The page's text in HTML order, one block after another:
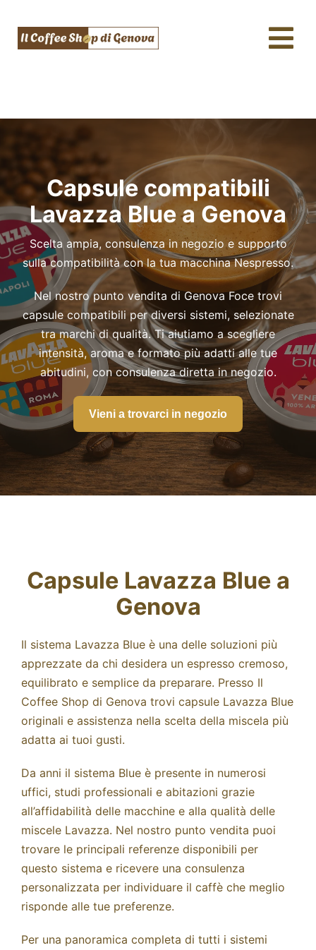
contenuto
Tè, tisane & Matcha
Acqua & SodaStream
Assistenza tecnica
Fidelity
Blog
Fidelity Card
Chi siamo
Contatti
Capsule compatibili
Lavazza Blue a Genova
Scelta ampia, consulenza in negozio e supporto
sulla compatibilità con la tua macchina Nespresso.
Nel nostro punto vendita di Genova Foce trovi
capsule compatibili per diversi sistemi, selezionate
tra marchi di qualità. Ti aiutiamo a scegliere
intensità, aroma e formato più adatti alle tue
abitudini, con consulenza diretta in negozio.
Vieni a trovarci in negozio
Capsule Lavazza Blue a
Genova
Il sistema Lavazza Blue è una delle soluzioni più
apprezzate da chi desidera un espresso cremoso,
equilibrato e semplice da preparare. Presso Il
Coffee Shop di Genova trovi capsule Lavazza Blue
originali e assistenza nella scelta della miscela più
adatta ai tuoi gusti.
Da anni il sistema Blue è presente in numerosi
uffici, studi professionali e abitazioni grazie
all’affidabilità delle macchine e alla qualità delle
miscele Lavazza. Nel nostro punto vendita puoi
trovare le principali referenze disponibili per
questo sistema e ricevere una consulenza
personalizzata per individuare il caffè che meglio
risponde alle tue preferenze.
Per una panoramica completa di tutti i sistemi